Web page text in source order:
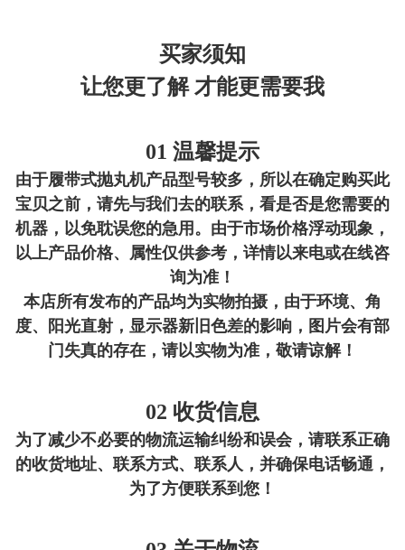
买家须知
让您更了解 才能更需要我
01 温馨提示
由于履带式抛丸机产品型号较多，所以在确定购买此
宝贝之前，请先与我们去的联系，看是否是您需要的
机器，以免耽误您的急用。由于市场价格浮动现象，
以上产品价格、属性仅供参考，详情以来电或在线咨
询为准！
本店所有发布的产品均为实物拍摄，由于环境、角
度、阳光直射，显示器新旧色差的影响，图片会有部
门失真的存在，请以实物为准，敬请谅解！
02 收货信息
为了减少不必要的物流运输纠纷和误会，请联系正确
的收货地址、联系方式、联系人，并确保电话畅通，
为了方便联系到您！